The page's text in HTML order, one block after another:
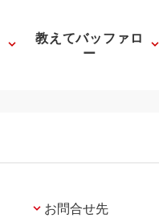
教えてバッファロ
ー
お問合せ先